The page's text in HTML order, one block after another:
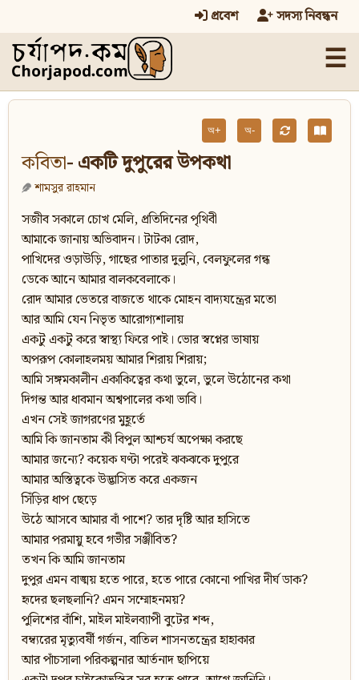
প্রবেশ সদস্য নিবন্ধন
☰
অ+ অ-
কবিতা- একটি দুপুরের উপকথা
শামসুর রাহমান
সজীব সকালে চোখ মেলি, প্রতিদিনের পৃথিবী
আমাকে জানায় অভিবাদন। টাটকা রোদ,
পাখিদের ওড়াউড়ি, গাছের পাতার দুলুনি, বেলফুলের গন্ধ
ডেকে আনে আমার বালকবেলাকে।
রোদ আমার ভেতরে বাজতে থাকে মোহন বাদ্যযন্ত্রের মতো
আর আমি যেন নিভৃত আরোগ্যশালায়
একটু একটু করে স্বাস্থ্য ফিরে পাই। ভোর স্বপ্নের ভাষায়
অপরূপ কোলাহলময় আমার শিরায় শিরায়;
আমি সঙ্গমকালীন একাকিত্বের কথা ভুলে, ভুলে উঠোনের কথা
দিগন্ত আর ধাবমান অশ্বপালের কথা ভাবি।
এখন সেই জাগরণের মুহূর্তে
আমি কি জানতাম কী বিপুল আশ্চর্য অপেক্ষা করছে
আমার জন্যে? কয়েক ঘণ্টা পরেই ঝকঝকে দুপুরে
আমার অস্তিত্বকে উদ্ভাসিত করে একজন
সিঁড়ির ধাপ ছেড়ে
উঠে আসবে আমার বাঁ পাশে? তার দৃষ্টি আর হাসিতে
আমার পরমায়ু হবে গভীর সঞ্জীবিত?
তখন কি আমি জানতাম
দুপুর এমন বাঙ্ময় হতে পারে, হতে পারে কোনো পাখির দীর্ঘ ডাক?
হৃদের ছলছলানি? এমন সম্মোহনময়?
পুলিশের বাঁশি, মাইল মাইলব্যাপী বুটের শব্দ,
বম্ব্যরের মৃত্যুবর্ষী গর্জন, বাতিল শাসনতন্ত্রের হাহাকার
আর পাঁচসালা পরিকল্পনার আর্তনাদ ছাপিয়ে